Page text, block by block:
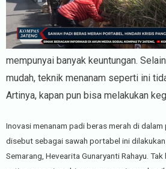
mempunyai banyak keuntungan.
mudah, teknik menanam seperti ini
Artinya, kapan pun bisa melakukan
Inovasi menanam padi beras merah di
disebut sebagai sawah portabel ini
Semarang, Hevearita Gunaryanti Rahayu.